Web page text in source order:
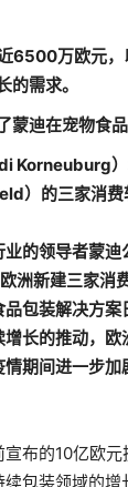
6500万欧元，
的需求。
蒙迪在宠物食
Korneuburg
）的三家消费
业的领导者蒙
洲新建三家消
包装解决方案
长的推动，欧
期间进一步
布的10亿欧
包装领域的